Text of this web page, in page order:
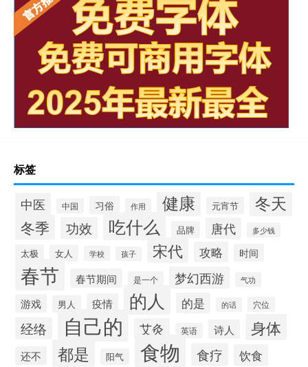
标签
中医 中国 习俗 作用 健康 元宵节 冬天
冬季 功效 吃什么 品牌 唐代 多少钱
太极 女人 学校 孩子 宋代 攻略 时间
春节 春节期间 是一个 梦幻西游 气功
游戏 男人 疫情 的人 的是 的话 穴位
经络 自己的 艾灸 英语 诗人 身体
还不 都是 阳气 食物 食疗 饮食